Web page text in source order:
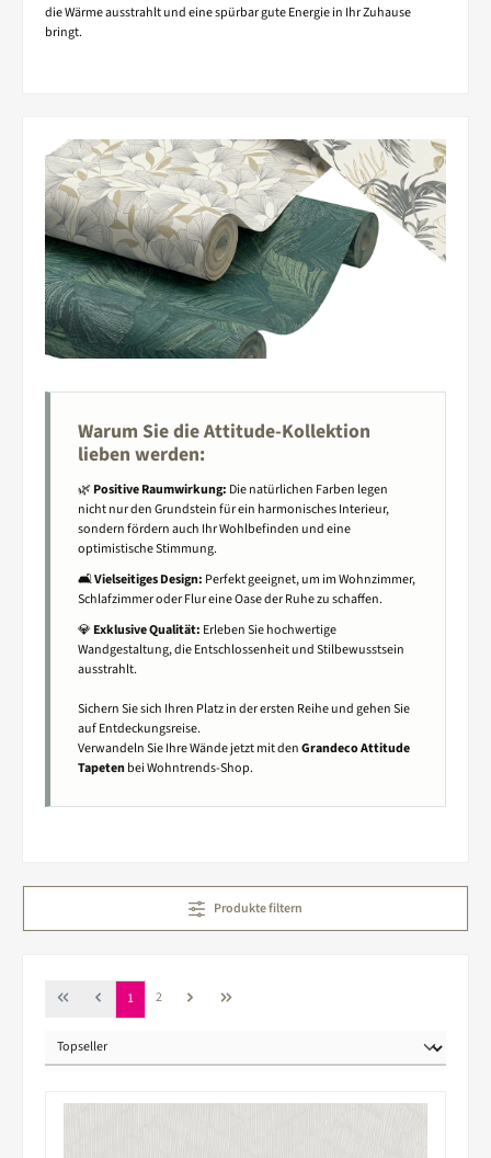
die Wärme ausstrahlt und eine spürbar gute Energie in Ihr Zuhause
bringt.
Warum Sie die Attitude-Kollektion
lieben werden:
🌿Positive Raumwirkung: Die natürlichen Farben legen
nicht nur den Grundstein für ein harmonisches Interieur,
sondern fördern auch Ihr Wohlbefinden und eine
optimistische Stimmung.
🛋️Vielseitiges Design: Perfekt geeignet, um im Wohnzimmer,
Schlafzimmer oder Flur eine Oase der Ruhe zu schaffen.
💎Exklusive Qualität: Erleben Sie hochwertige
Wandgestaltung, die Entschlossenheit und Stilbewusstsein
ausstrahlt.
Sichern Sie sich Ihren Platz in der ersten Reihe und gehen Sie
auf Entdeckungsreise.
Verwandeln Sie Ihre Wände jetzt mit denGrandeco Attitude
Tapetenbei Wohntrends-Shop.
Produkte filtern
Seite
1 Seite
2